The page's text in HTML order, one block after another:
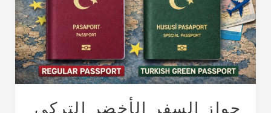
جواز السفر الأخضر التركي
شنغن
بدون
تأشيرة